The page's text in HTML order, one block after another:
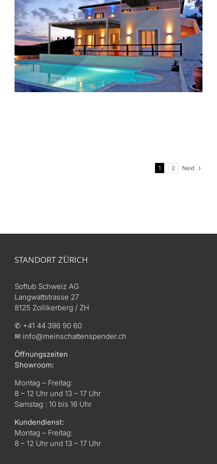
1 2 Next
STANDORT ZÜRICH
Softub Schweiz AG
Langwattstrasse 27
8125 Zollikerberg / ZH
✆ +41 44 396 90 60
✉ info@meinschattenspender.ch
Öffnungszeiten
Showroom:
Montag – Freitag:
8 – 12 Uhr und 13 – 17 Uhr
Samstag : 10 bis 16 Uhr
Kundendienst:
Montag – Freitag:
8 – 12 Uhr und 13 – 17 Uhr